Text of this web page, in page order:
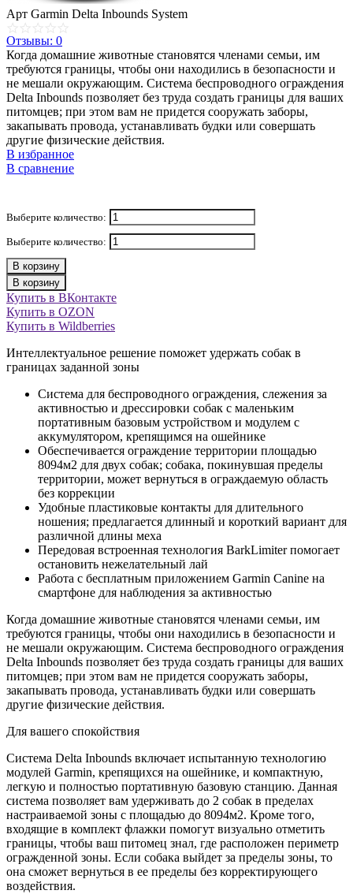
Арт Garmin Delta Inbounds System
Отзывы: 0
Когда домашние животные становятся членами семьи, им
требуются границы, чтобы они находились в безопасности и
не мешали окружающим. Система беспроводного ограждения
Delta Inbounds позволяет без труда создать границы для ваших
питомцев; при этом вам не придется сооружать заборы,
закапывать провода, устанавливать будки или совершать
другие физические действия.
В избранное
В сравнение
Выберите количество:
Выберите количество:
В корзину
В корзину
Купить в ВКонтакте
Купить в OZON
Купить в Wildberries
Интеллектуальное решение поможет удержать собак в
границах заданной зоны
Система для беспроводного ограждения, слежения за
активностью и дрессировки собак с маленьким
портативным базовым устройством и модулем с
аккумулятором, крепящимся на ошейнике
Обеспечивается ограждение территории площадью
8094м2 для двух собак; собака, покинувшая пределы
территории, может вернуться в ограждаемую область
без коррекции
Удобные пластиковые контакты для длительного
ношения; предлагается длинный и короткий вариант для
различной длины меха
Передовая встроенная технология BarkLimiter помогает
остановить нежелательный лай
Работа с бесплатным приложением Garmin Canine на
смартфоне для наблюдения за активностью
Когда домашние животные становятся членами семьи, им
требуются границы, чтобы они находились в безопасности и
не мешали окружающим. Система беспроводного ограждения
Delta Inbounds позволяет без труда создать границы для ваших
питомцев; при этом вам не придется сооружать заборы,
закапывать провода, устанавливать будки или совершать
другие физические действия.
Для вашего спокойствия
Система Delta Inbounds включает испытанную технологию
модулей Garmin, крепящихся на ошейнике, и компактную,
легкую и полностью портативную базовую станцию. Данная
система позволяет вам удерживать до 2 собак в пределах
настраиваемой зоны с площадью до 8094м2. Кроме того,
входящие в комплект флажки помогут визуально отметить
границы, чтобы ваш питомец знал, где расположен периметр
огражденной зоны. Если собака выйдет за пределы зоны, то
она сможет вернуться в ее пределы без корректирующего
воздействия.